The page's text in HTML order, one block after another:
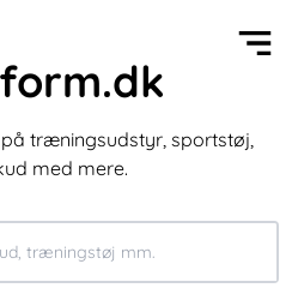
træningsudstyr, sportstøj,
med mere.